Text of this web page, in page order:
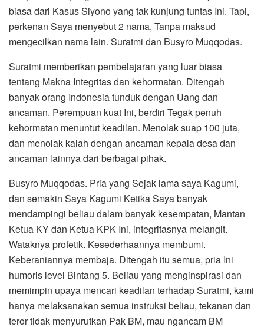
biasa dari Kasus Siyono yang tak kunjung tuntas Ini. Tapi,
perkenan Saya menyebut 2 nama, Tanpa maksud
mengecilkan nama lain. Suratmi dan Busyro Muqqodas.
Suratmi memberikan pembelajaran yang luar biasa
tentang Makna Integritas dan kehormatan. Ditengah
banyak orang Indonesia tunduk dengan Uang dan
ancaman. Perempuan kuat Ini, berdiri Tegak penuh
kehormatan menuntut keadilan. Menolak suap 100 juta,
dan menolak kalah dengan ancaman kepala desa dan
ancaman lainnya dari berbagai pihak.
Busyro Muqqodas. Pria yang Sejak lama saya Kagumi,
dan semakin Saya Kagumi Ketika Saya banyak
mendampingi beliau dalam banyak kesempatan, Mantan
Ketua KY dan Ketua KPK Ini, integritasnya melangit.
Wataknya profetik. Kesederhaannya membumi.
Keberaniannya membaja. Ditengah itu semua, pria Ini
humoris level Bintang 5. Beliau yang menginspirasi dan
memimpin upaya mencari keadilan terhadap Suratmi, kami
hanya melaksanakan semua instruksi beliau, tekanan dan
teror tidak menyurutkan Pak BM, mau ngancam BM